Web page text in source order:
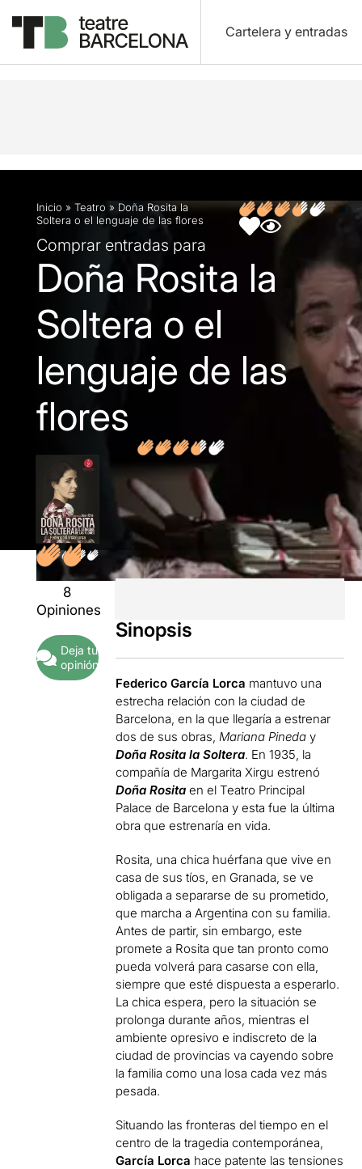
Cartelera y entradas
Descripción Ficha artística Fotos y vídeos
Inicio » Teatro » Doña Rosita la
Soltera o el lenguaje de las flores
Comprar entradas para
Doña Rosita la
Soltera o el
lenguaje de las
flores
8
Opiniones
Deja tu
opinión
Sinopsis
Federico García Lorca mantuvo una
estrecha relación con la ciudad de
Barcelona, en la que llegaría a estrenar
dos de sus obras, Mariana Pineda y
Doña Rosita la Soltera. En 1935, la
compañía de Margarita Xirgu estrenó
Doña Rosita en el Teatro Principal
Palace de Barcelona y esta fue la última
obra que estrenaría en vida.
Rosita, una chica huérfana que vive en
casa de sus tíos, en Granada, se ve
obligada a separarse de su prometido,
que marcha a Argentina con su familia.
Antes de partir, sin embargo, este
promete a Rosita que tan pronto como
pueda volverá para casarse con ella,
siempre que esté dispuesta a esperarlo.
La chica espera, pero la situación se
prolonga durante años, mientras el
ambiente opresivo e indiscreto de la
ciudad de provincias va cayendo sobre
la familia como una losa cada vez más
pesada.
Situando las fronteras del tiempo en el
centro de la tragedia contemporánea,
García Lorca hace patente las tensiones